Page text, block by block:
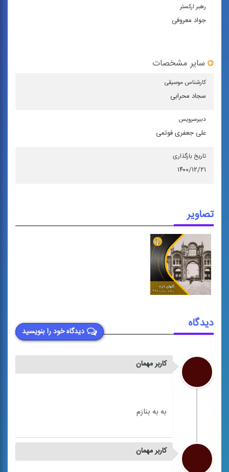
رهبر اركستر
جواد معروفی
سایر مشخصات
كارشناس موسیقی
سجاد محرابی
دبیرسرویس
علی جعفری فوتمی
تاریخ بارگذاری
۱۴۰۰/۱۲/۲۱
تصاویر
دیدگاه خود را بنویسید
دیدگاه
کاربر مهمان
کاربر مهمان